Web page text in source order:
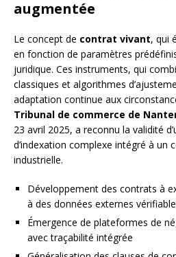
augmentée
Le concept de contrat vivant, qui
en fonction de paramètres
juridique. Ces instruments, qui
classiques et algorithmes
adaptation continue aux
Tribunal de commerce de
23 avril 2025, a reconnu la validité
d’indexation complexe intégré à un
industrielle.
Développement des contrats à
à des données externes
Émergence de plateformes de
avec traçabilité intégrée